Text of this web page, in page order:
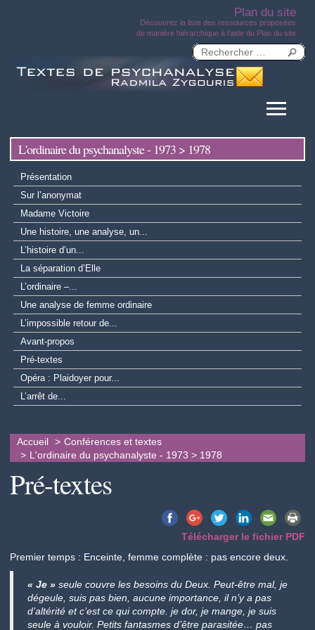
Plan du site
Découvrez la liste des ressources proposées
de manière hiérarchique à l’aide du Plan du site
L'ordinaire du psychanalyste - 1973 > 1978
Présentation
Sur l’anonymat
Madame Victoire
Une histoire, une analyse, un...
L’histoire d’un...
La séparation d’Elle
L’ordinaire –...
Une analyse de femme ordinaire
L’impossible retour de...
Avant-propos
Pré-textes
Opéra : Plaidoyer pour...
L’arrêt de...
Accueil
Conférences et textes
L'ordinaire du psychanalyste - 1973 > 1978
Pré-textes
Télécharger le fichier PDF
Premier temps : Enceinte, femme complète : pas encore deux.
« Je » seule couvre les besoins du Deux. Peut-être mal, je
dégeule, suis pas bien, aucune importance, il n’y a pas
d’altérité et c’est ce qui compte. je dor, je mange, je suis
seule à vouloir. Petits fantasmes d’être parasitée… pas